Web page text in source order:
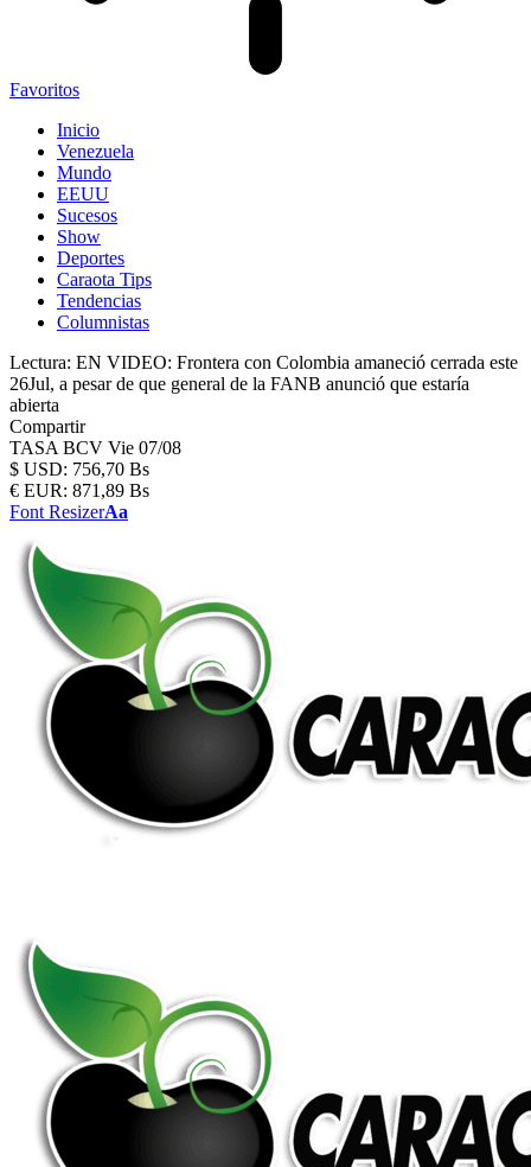
Favoritos
Inicio
Venezuela
Mundo
EEUU
Sucesos
Show
Deportes
Caraota Tips
Tendencias
Columnistas
Lectura: EN VIDEO: Frontera con Colombia amaneció cerrada este
26Jul, a pesar de que general de la FANB anunció que estaría
abierta
Compartir
TASA BCV Vie 07/08
$ USD: 756,70 Bs
€ EUR: 871,89 Bs
Font ResizerAa